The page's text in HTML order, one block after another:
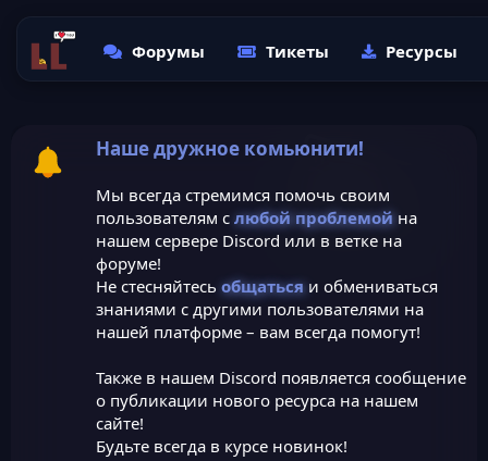
Форумы Тикеты Ресурсы
Наше дружное комьюнити!
Мы всегда стремимся помочь своим
пользователям с любой проблемойна
нашем сервере Discord или в ветке на
форуме!
Не стесняйтесь общатьсяи обмениваться
знаниями с другими пользователями на
нашей платформе – вам всегда помогут!
Также в нашем Discord появляется сообщение
о публикации нового ресурса на нашем
сайте!
Будьте всегда в курсе новинок!